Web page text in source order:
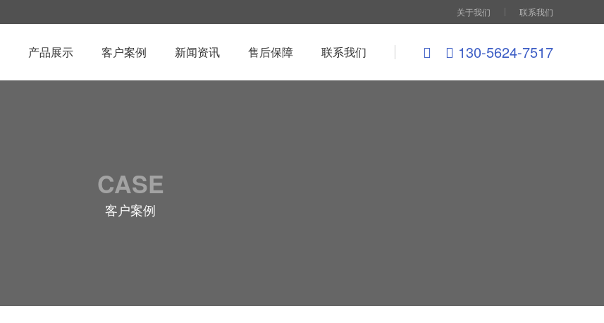
关于我们 联系我们
130-5624-7517
产品展示 客户案例 新闻资讯 售后保障 联系我们
CASE
客户案例